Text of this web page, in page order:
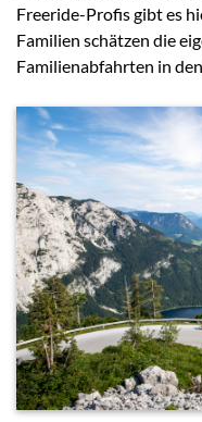
Freeride-Profis gibt es
Familien schätzen die
Familienabfahrten in